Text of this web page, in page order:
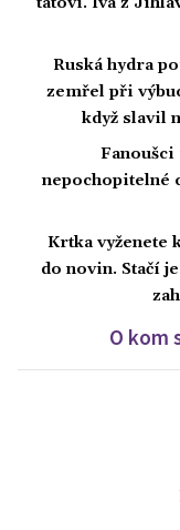
Ruská hydra
zemřel při
když slavil
nepochopitelné
Krtka vyženete
do novin. Stačí
O kom